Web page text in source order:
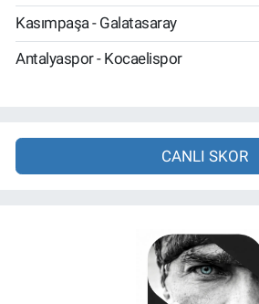
Kasımpaşa - Galatasaray
Antalyaspor - Kocaelispor
CANLI SKOR